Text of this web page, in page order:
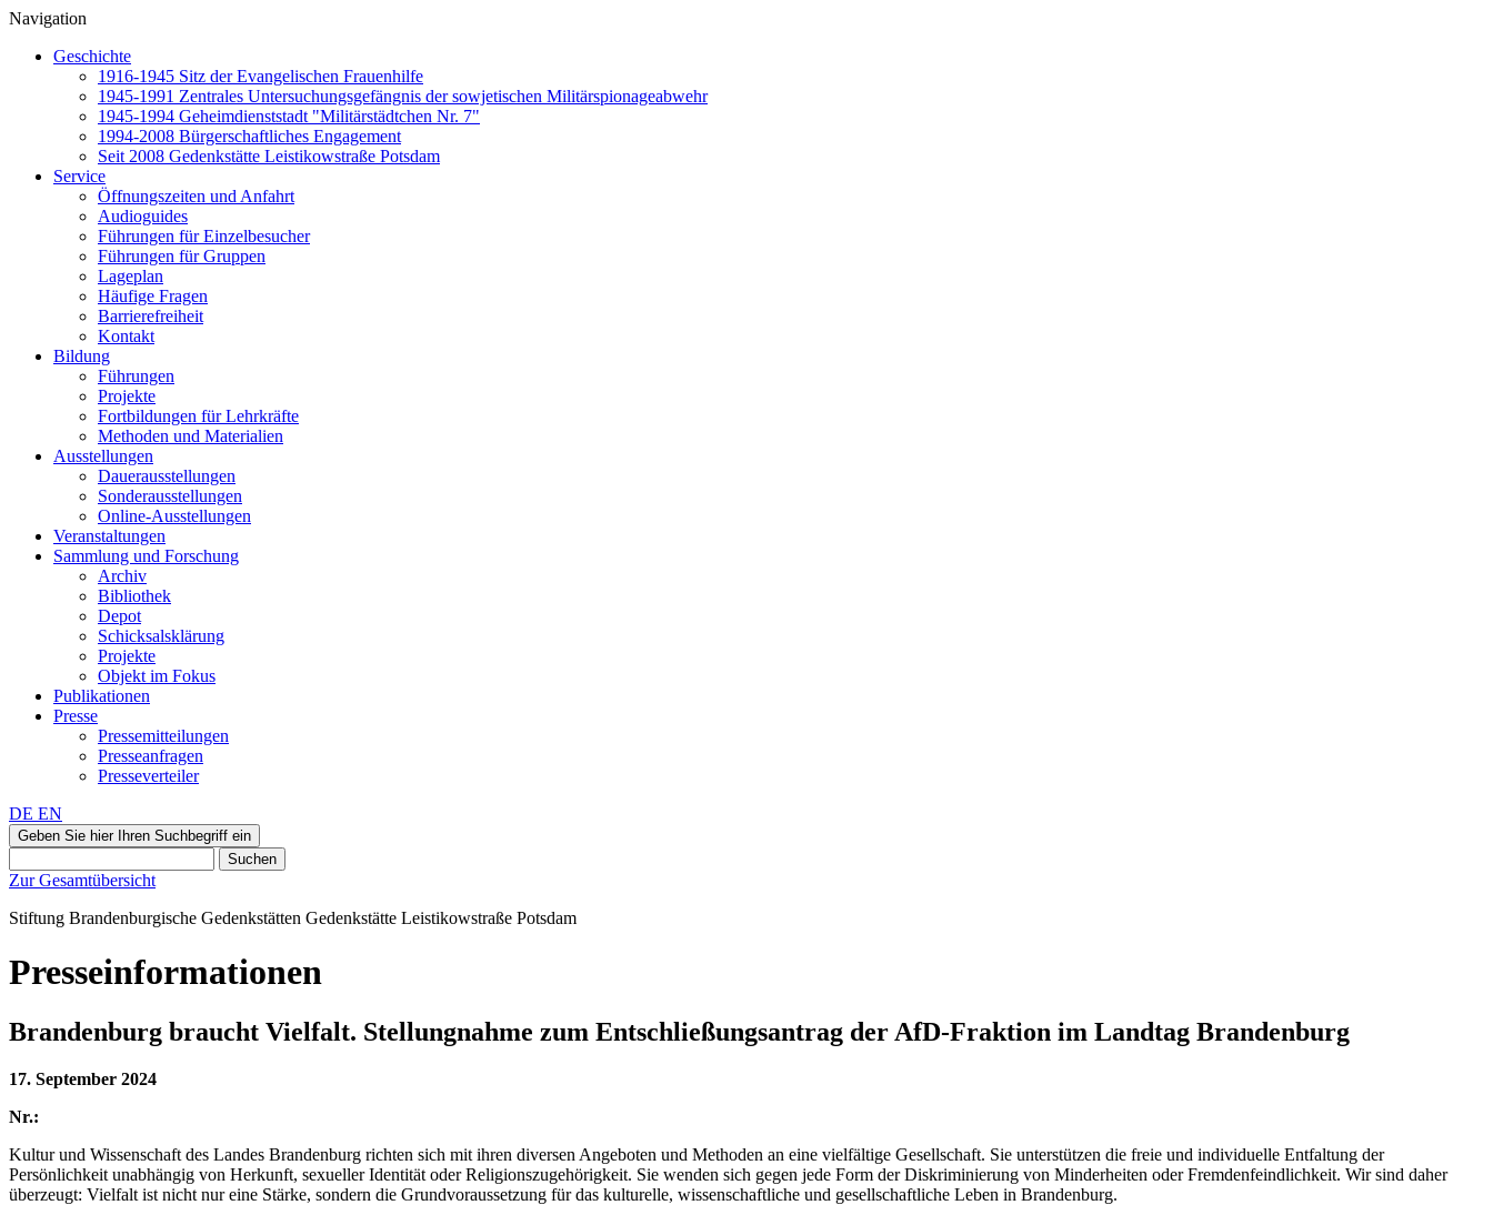
Navigation
Geschichte
1916-1945 Sitz der Evangelischen Frauenhilfe
1945-1991 Zentrales Untersuchungsgefängnis der sowjetischen Militärspionageabwehr
1945-1994 Geheimdienststadt "Militärstädtchen Nr. 7"
1994-2008 Bürgerschaftliches Engagement
Seit 2008 Gedenkstätte Leistikowstraße Potsdam
Service
Öffnungszeiten und Anfahrt
Audioguides
Führungen für Einzelbesucher
Führungen für Gruppen
Lageplan
Häufige Fragen
Barrierefreiheit
Kontakt
Bildung
Führungen
Projekte
Fortbildungen für Lehrkräfte
Methoden und Materialien
Ausstellungen
Dauerausstellungen
Sonderausstellungen
Online-Ausstellungen
Veranstaltungen
Sammlung und Forschung
Archiv
Bibliothek
Depot
Schicksalsklärung
Projekte
Objekt im Fokus
Publikationen
Presse
Pressemitteilungen
Presseanfragen
Presseverteiler
DE EN
Geben Sie hier Ihren Suchbegriff ein
Suchen
Zur Gesamtübersicht
Stiftung Brandenburgische Gedenkstätten Gedenkstätte Leistikowstraße Potsdam
Presseinformationen
Brandenburg braucht Vielfalt. Stellungnahme zum Entschließungsantrag der AfD-Fraktion im Landtag Brandenburg
17. September 2024
Nr.:
Kultur und Wissenschaft des Landes Brandenburg richten sich mit ihren diversen Angeboten und Methoden an eine vielfältige Gesellschaft. Sie unterstützen die freie und individuelle Entfaltung der
Persönlichkeit unabhängig von Herkunft, sexueller Identität oder Religionszugehörigkeit. Sie wenden sich gegen jede Form der Diskriminierung von Minderheiten oder Fremdenfeindlichkeit. Wir sind daher
überzeugt: Vielfalt ist nicht nur eine Stärke, sondern die Grundvoraussetzung für das kulturelle, wissenschaftliche und gesellschaftliche Leben in Brandenburg.